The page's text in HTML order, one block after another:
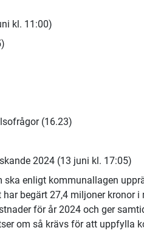
kl. 11:00)
(16.23)
2024 (13 juni kl. 17:05)
ska enligt kommunallagen
begärt 27,4 miljoner kronor
för år 2024 och ger
om så krävs för att uppfylla